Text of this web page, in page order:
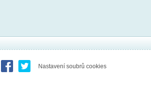
Nastavení soubrů cookies